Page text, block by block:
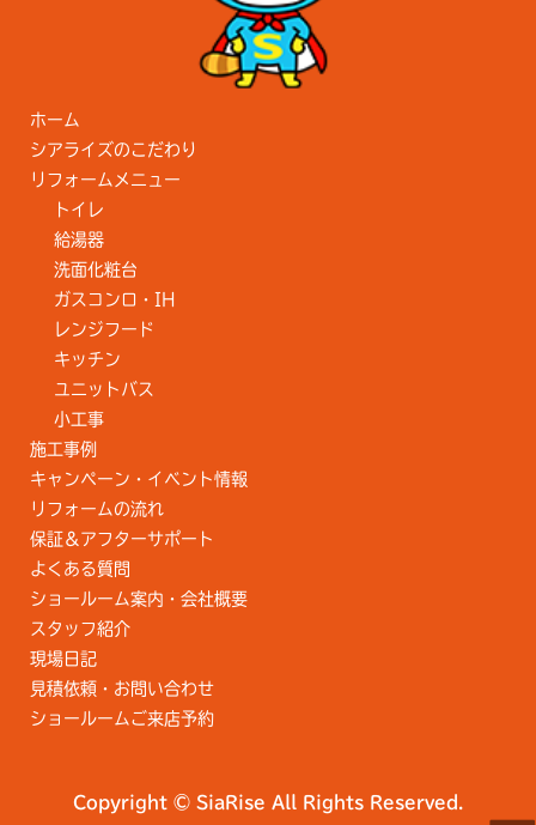
ホーム
シアライズのこだわり
リフォームメニュー
トイレ
給湯器
洗面化粧台
ガスコンロ・IH
レンジフード
キッチン
ユニットバス
小工事
施工事例
キャンペーン・イベント情報
リフォームの流れ
保証＆アフターサポート
よくある質問
ショールーム案内・会社概要
スタッフ紹介
現場日記
見積依頼・お問い合わせ
ショールームご来店予約
Copyright © SiaRise All Rights Reserved.